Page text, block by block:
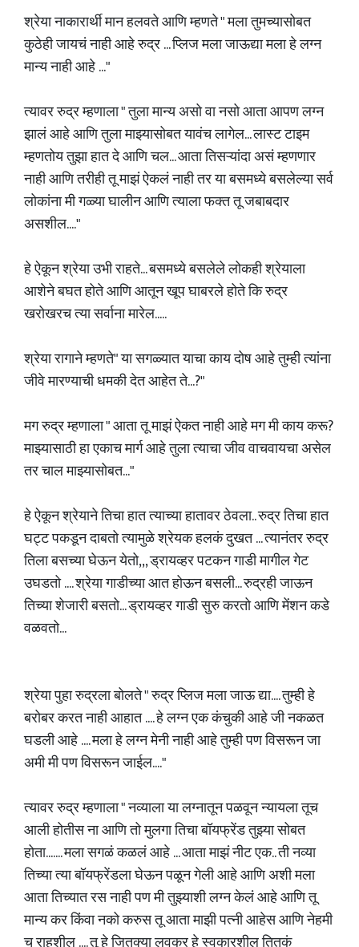
श्रेया नाकारार्थी मान हलवते आणि म्हणते " मला तुमच्यासोबत
कुठेही जायचं नाही आहे रुद्र ... प्लिज मला जाऊद्या मला हे लग्न
मान्य नाही आहे ..."
त्यावर रुद्र म्हणाला " तुला मान्य असो वा नसो आता आपण लग्न
झालं आहे आणि तुला माझ्यासोबत यावंच लागेल... लास्ट टाइम
म्हणतोय तुझा हात दे आणि चल... आता तिसऱ्यांदा असं म्हणणार
नाही आणि तरीही तू माझं ऐकलं नाही तर या बसमध्ये बसलेल्या सर्व
लोकांना मी गळ्या घालीन आणि त्याला फक्त तू जबाबदार
असशील...."
हे ऐकून श्रेया उभी राहते... बसमध्ये बसलेले लोकही श्रेयाला
आशेने बघत होते आणि आतून खूप घाबरले होते कि रुद्र
खरोखरच त्या सर्वाना मारेल.....
श्रेया रागाने म्हणते" या सगळ्यात याचा काय दोष आहे तुम्ही त्यांना
जीवे मारण्याची धमकी देत आहेत ते...?"
मग रुद्र म्हणाला " आता तू माझं ऐकत नाही आहे मग मी काय करू?
माझ्यासाठी हा एकाच मार्ग आहे तुला त्याचा जीव वाचवायचा असेल
तर चाल माझ्यासोबत..."
हे ऐकून श्रेयाने तिचा हात त्याच्या हातावर ठेवला.. रुद्र तिचा हात
घट्ट पकडून दाबतो त्यामुळे श्रेयक हलकं दुखत ... त्यानंतर रुद्र
तिला बसच्या घेऊन येतो,,, ड्रायव्हर पटकन गाडी मागील गेट
उघडतो .... श्रेया गाडीच्या आत होऊन बसली... रुद्रही जाऊन
तिच्या शेजारी बसतो... ड्रायव्हर गाडी सुरु करतो आणि मेंशन कडे
वळवतो...
श्रेया पुहा रुद्रला बोलते " रुद्र प्लिज मला जाऊ द्या.... तुम्ही हे
बरोबर करत नाही आहात .... हे लग्न एक कंचुकी आहे जी नकळत
घडली आहे .... मला हे लग्न मेनी नाही आहे तुम्ही पण विसरून जा
अमी मी पण विसरून जाईल...."
त्यावर रुद्र म्हणाला " नव्याला या लग्नातून पळवून न्यायला तूच
आली होतीस ना आणि तो मुलगा तिचा बॉयफ्रेंड तुझ्या सोबत
होता....... मला सगळं कळलं आहे ... आता माझं नीट एक.. ती नव्या
तिच्या त्या बॉयफ्रेंडला घेऊन पळून गेली आहे आणि अशी मला
आता तिच्यात रस नाही पण मी तुझ्याशी लग्न केलं आहे आणि तू
मान्य कर किंवा नको करुस तू आता माझी पत्नी आहेस आणि नेहमी